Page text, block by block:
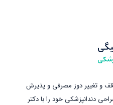
و تغییر دوز مصرفی و پذیرش
دندانپزشکی خود را با دکتر